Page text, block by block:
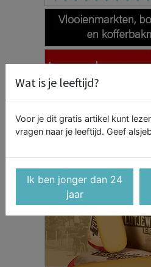
Wat is je leeftijd?
Voor je dit gratis artikel kunt
vragen naar je leeftijd. Geef
Ik ben jonger dan 24
jaar